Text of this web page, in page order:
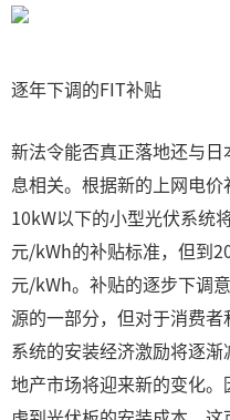
逐年下调的FIT补贴
新法令能否真正落地还与
息相关。根据新的上网电
10kW以下的小型光伏系统
元/kWh的补贴标准，但到
元/kWh。补贴的逐步下调
源的一部分，但对于消费
系统的安装经济激励将逐
地产市场将迎来新的变化